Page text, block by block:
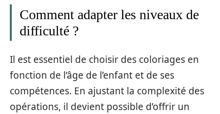
Comment adapter les niveaux de
difficulté ?
Il est essentiel de choisir des coloriages en
fonction de l’âge de l’enfant et de ses
compétences. En ajustant la complexité des
opérations, il devient possible d’offrir un